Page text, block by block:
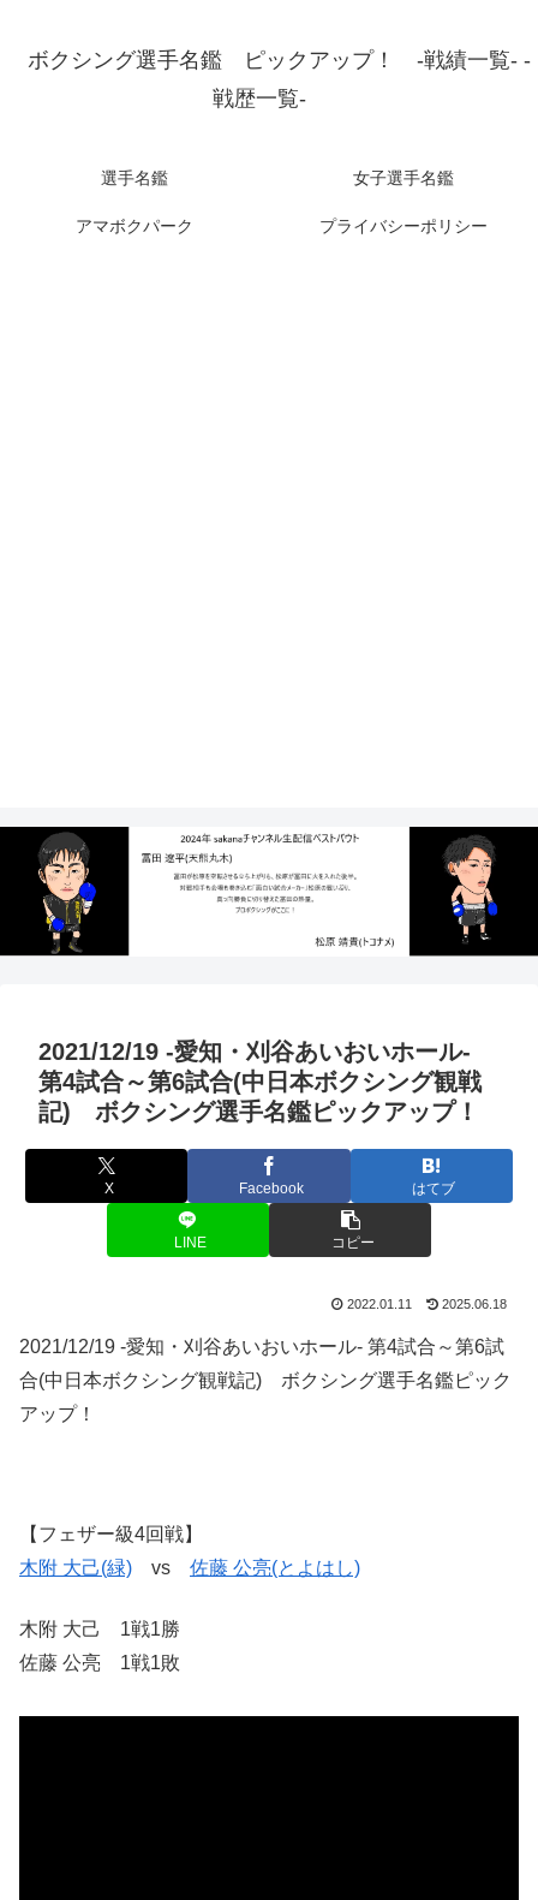
ボクシング選手名鑑 ピックアップ！ -戦績一覧- -
戦歴一覧-
選手名鑑 女子選手名鑑
アマボクパーク プライバシーポリシー
2021/12/19 -愛知・刈谷あいおいホール-
第4試合～第6試合(中日本ボクシング観戦
記) ボクシング選手名鑑ピックアップ！
X Facebook はてブ
LINE コピー
2022.01.11 2025.06.18
2021/12/19 -愛知・刈谷あいおいホール- 第4試合～第6試
合(中日本ボクシング観戦記) ボクシング選手名鑑ピック
アップ！
【フェザー級4回戦】
木附 大己(緑) vs 佐藤 公亮(とよはし)
木附 大己 1戦1勝
佐藤 公亮 1戦1敗